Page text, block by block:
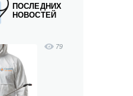
ПОСЛЕДНИХ
НОВОСТЕЙ
79